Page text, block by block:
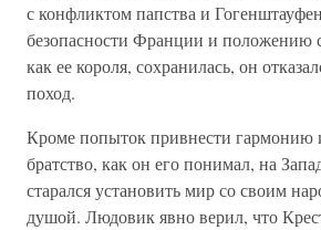
с конфликтом папства и
безопасности Франции и положению
как ее короля, сохранилась, он
поход.
Кроме попыток привнести гармонию
братство, как он его понимал, на
старался установить мир со своим
душой. Людовик явно верил, что